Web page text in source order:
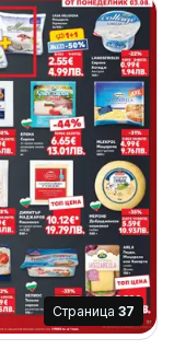
Cтраница 37